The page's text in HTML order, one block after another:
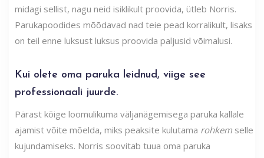
midagi sellist, nagu neid isiklikult proovida, ütleb Norris.
Parukapoodides mõõdavad nad teie pead korralikult, lisaks
on teil enne luksust luksus proovida paljusid võimalusi.
Kui olete oma paruka leidnud, viige see
professionaali juurde.
Pärast kõige loomulikuma väljanägemisega paruka kallale
ajamist võite mõelda, miks peaksite kulutama rohkem selle
kujundamiseks. Norris soovitab tuua oma paruka